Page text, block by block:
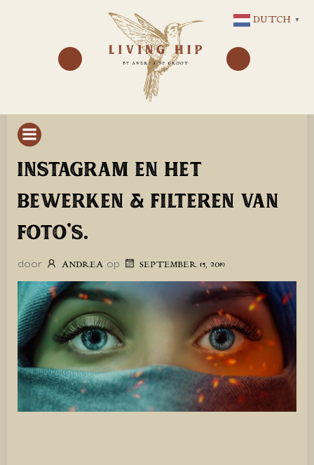
NAAR
DE
INHOUD
INSTAGRAM EN HET
BEWERKEN & FILTEREN VAN
FOTO’S.
door ANDREA op SEPTEMBER 15, 2019
DUTCH ▼